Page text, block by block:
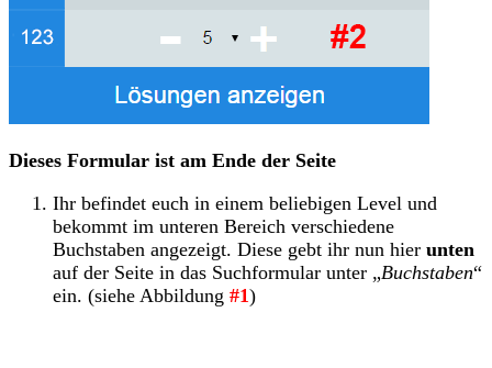
Dieses Formular ist am Ende der Seite
Ihr befindet euch in einem beliebigen Level und
bekommt im unteren Bereich verschiedene
Buchstaben angezeigt. Diese gebt ihr nun hier unten
auf der Seite in das Suchformular unter „Buchstaben“
ein. (siehe Abbildung #1)